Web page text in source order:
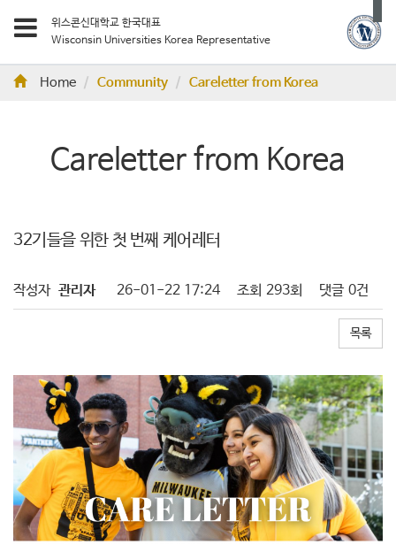
위스콘신대학교 한국대표
Wisconsin Universities Korea Representative
Home Community Careletter from Korea
Careletter from Korea
32기들을 위한 첫 번째 케어레터
작성자 관리자 26-01-22 17:24 조회 293회 댓글 0건
목록